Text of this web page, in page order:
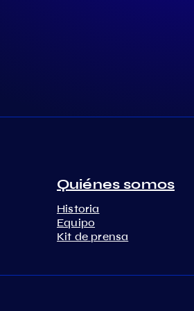
Quiénes somos
Historia
Equipo
Kit de prensa